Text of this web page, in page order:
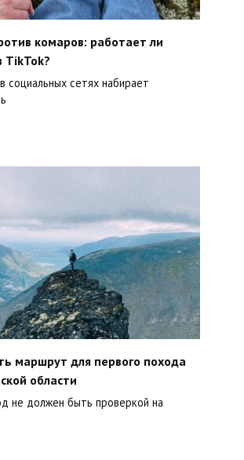
комаров: работает ли
TikTok?
социальных сетях набирает
маршрут для первого похода
области
не должен быть проверкой на